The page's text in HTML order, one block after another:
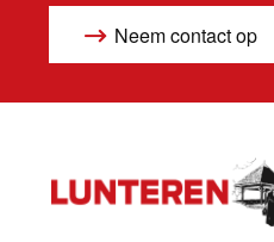
Neem contact op